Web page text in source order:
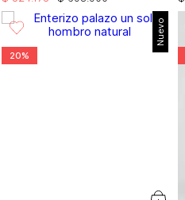
Nuevo
20%